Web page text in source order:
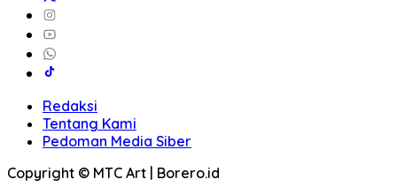
Redaksi
Tentang Kami
Pedoman Media Siber
Copyright © MTC Art | Borero.id